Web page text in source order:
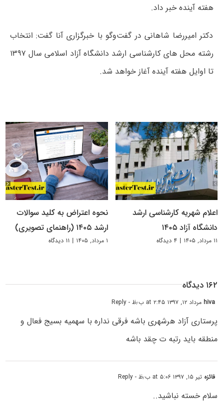
هفته آینده خبر داد.
دکتر امیررضا شاهانی در گفت‌وگو با خبرگزاری آنا گفت: انتخاب
رشته محل های کارشناسی ارشد دانشگاه آزاد اسلامی سال ۱۳۹۷
تا اوایل هفته آینده آغاز خواهد شد.
اعلام شهریه کارشناسی ارشد
دانشگاه آزاد ۱۴۰۵
۱۱ مرداد, ۱۴۰۵ | ۴ دیدگاه
نحوه اعتراض به کلید سوالات
ارشد ۱۴۰۵ (راهنمای تصویری)
۱ مرداد, ۱۴۰۵ | ۱۱ دیدگاه
۱۶۲ دیدگاه
hivaمرداد ۱۲, ۱۳۹۷ at ۲:۴۵ ب٫ظ - Reply
پرستاری آزاد هرشهری باشه فرقی نداره با سهمیه بسیج فعال و
منطقه باید رتبه ت چقد باشه
فائزه تیر ۱۵, ۱۳۹۷ at ۵:۰۶ ب٫ظ - Reply
سلام خسته نباشید..